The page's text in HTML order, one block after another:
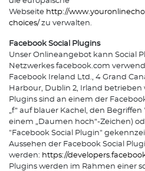
Webseite http://
choices/ zu verwalten.
Facebook Social Plugins
Unser Onlineangebot kann Social
Netzwerkes facebook.com
Facebook Ireland Ltd., 4 Grand
Harbour, Dublin 2, Irland betrieben
Plugins sind an einem der
„f“ auf blauer Kachel, den
einem „Daumen hoch“-Zeichen)
"Facebook Social Plugin"
Aussehen der Facebook Social
werden: https://
Plugins werden im Rahmen einer